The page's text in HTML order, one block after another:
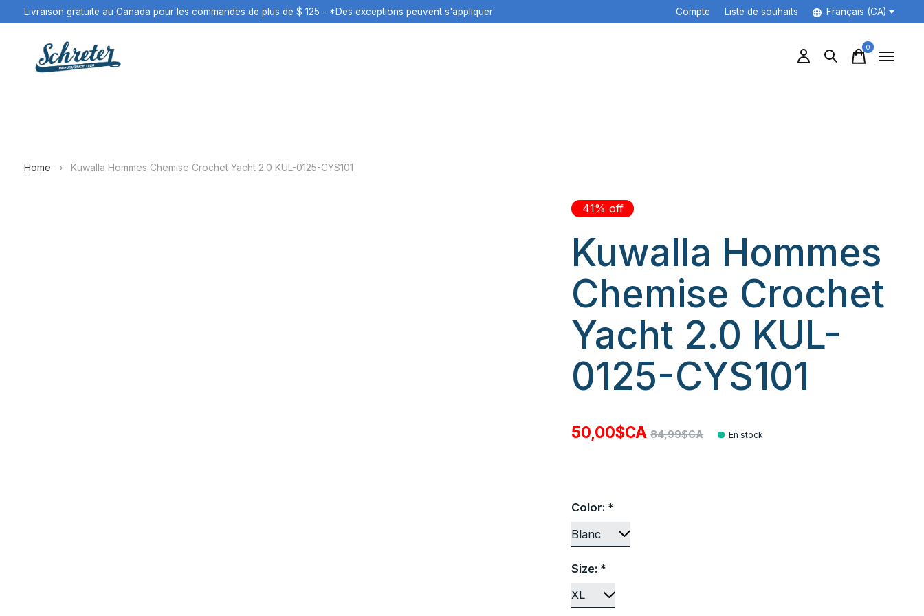
Livraison gratuite au Canada pour les commandes de plus de $ 125 - *Des exceptions peuvent s'appliquer Compte Liste de souhaits Français (CA)
0items
Home › Kuwalla Hommes Chemise Crochet Yacht 2.0 KUL-0125-CYS101
41% off
Kuwalla Hommes
Chemise Crochet
Yacht 2.0 KUL-
0125-CYS101
50,00$CA84,99$CA En stock
Color: *
Size: *